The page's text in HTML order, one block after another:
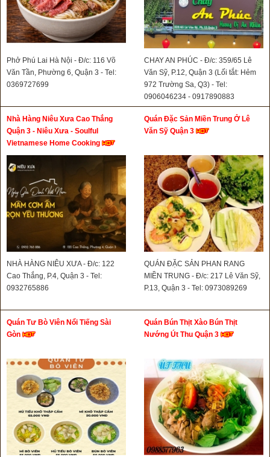
Phở Phú Lai Hà Nội - Đ/c: 116 Võ
Văn Tần, Phường 6, Quận 3 - Tel:
0369727699
CHAY AN PHÚC - Đ/c: 359/65 Lê
Văn Sỹ, P.12, Quận 3 (Lối tắt: Hẻm
972 Trường Sa, Q3) - Tel:
0906046234 - 0917890883
Nhà Hàng Niêu Xưa Cao Thắng
Quận 3 - Niêu Xưa - Soulful
Vietnamese Home Cooking
NHÀ HÀNG NIÊU XƯA - Đ/c: 122
Cao Thắng, P.4, Quận 3 - Tel:
0932765886
Quán Đặc Sản Miền Trung Ở Lê
Văn Sỹ Quận 3
QUÁN ĐẶC SẢN PHAN RANG
MIỀN TRUNG - Đ/c: 217 Lê Văn Sỹ,
P.13, Quận 3 - Tel: 0973089269
Quán Tư Bò Viên Nổi Tiếng Sài
Gòn
Quán Bún Thịt Xào Bún Thịt
Nướng Út Thu Quận 3